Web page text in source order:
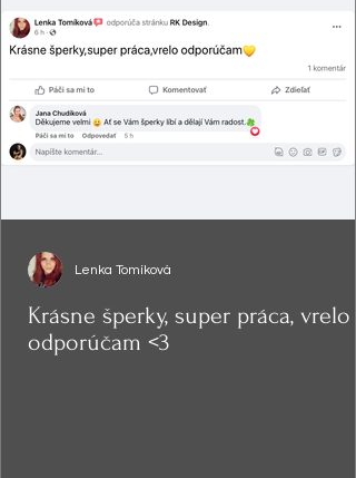
Krásne šperky, super práca, vrelo
odporúčam <3
Lenka Tomíková